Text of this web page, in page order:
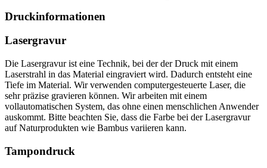
Druckinformationen
Lasergravur
Die Lasergravur ist eine Technik, bei der der Druck mit einem
Laserstrahl in das Material eingraviert wird. Dadurch entsteht eine
Tiefe im Material. Wir verwenden computergesteuerte Laser, die
sehr präzise gravieren können. Wir arbeiten mit einem
vollautomatischen System, das ohne einen menschlichen Anwender
auskommt. Bitte beachten Sie, dass die Farbe bei der Lasergravur
auf Naturprodukten wie Bambus variieren kann.
Tampondruck